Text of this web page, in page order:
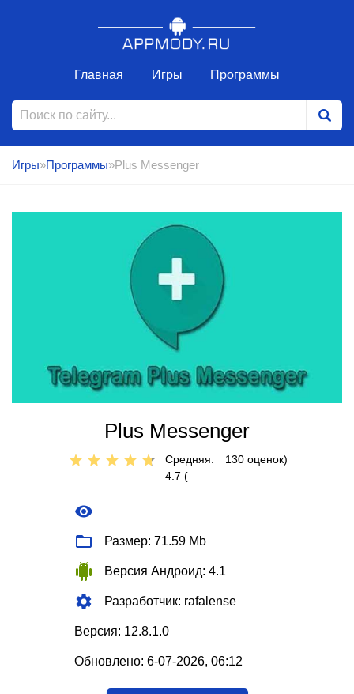
Главная Игры Программы
Игры»Программы»Plus Messenger
Plus Messenger
Средняя:
4.7 (
130 оценок)
Размер: 71.59 Mb
Версия Андроид: 4.1
Разработчик: rafalense
Версия: 12.8.1.0
Обновлено: 6-07-2026, 06:12